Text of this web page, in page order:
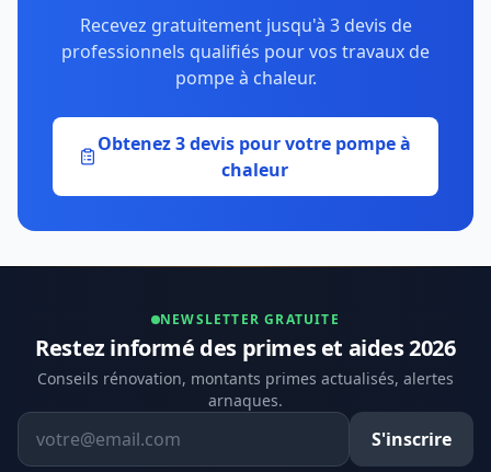
Recevez gratuitement jusqu'à 3 devis de
professionnels qualifiés pour vos travaux de
pompe à chaleur.
Obtenez 3 devis pour votre pompe à
chaleur
NEWSLETTER GRATUITE
Restez informé des primes et aides 2026
Conseils rénovation, montants primes actualisés, alertes
arnaques.
Adresse email
S'inscrire